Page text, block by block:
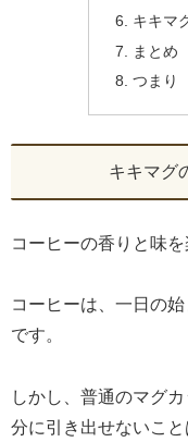
キキマ
まとめ
つまり
キキマグ
コーヒーの香りと味
コーヒーは、一日の
です。
しかし、普通のマグ
分に引き出せないこ